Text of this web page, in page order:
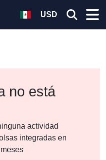
USD
no está
actividad
integradas en